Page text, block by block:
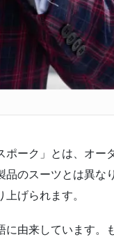
ポーク」とは、オー
のスーツとは異な
げられます。
由来しています。